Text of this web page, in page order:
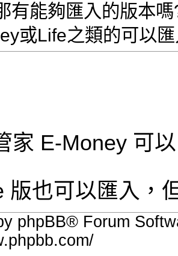
有能夠匯入的版本
或Life之類的可以
家 E-Money 可
版也可以匯入，
phpBB® Forum